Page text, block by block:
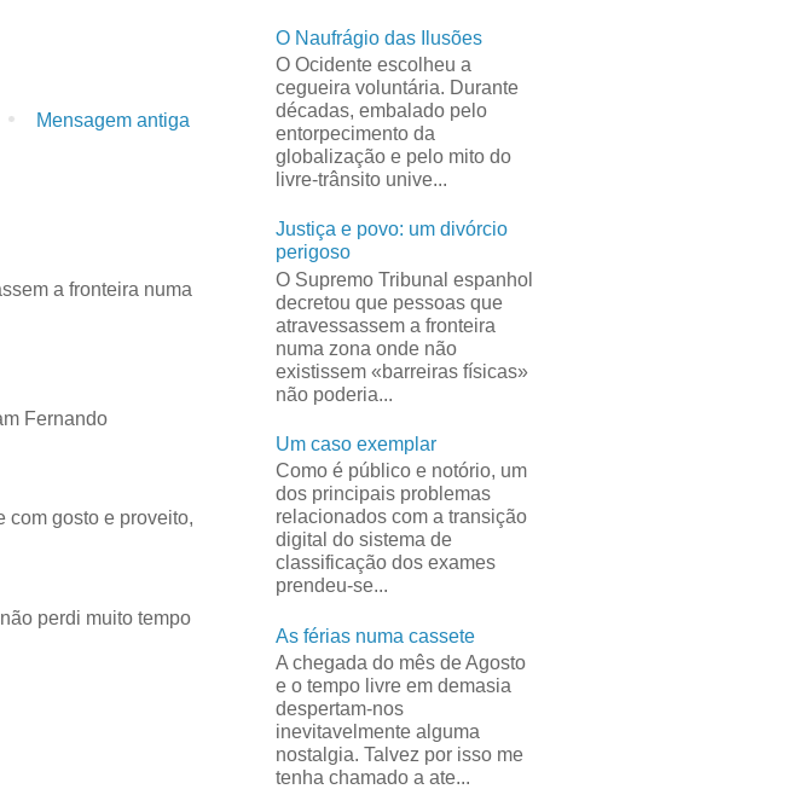
Mensagem antiga
a fronteira numa
Fernando
com gosto e proveito,
perdi muito tempo
O Naufrágio das Ilusões
O Ocidente escolheu a
cegueira voluntária. Durante
décadas, embalado pelo
entorpecimento da
globalização e pelo mito do
livre-trânsito unive...
Justiça e povo: um divórcio
perigoso
O Supremo Tribunal espanhol
decretou que pessoas que
atravessassem a fronteira
numa zona onde não
existissem «barreiras físicas»
não poderia...
Um caso exemplar
Como é público e notório, um
dos principais problemas
relacionados com a transição
digital do sistema de
classificação dos exames
prendeu-se...
As férias numa cassete
A chegada do mês de Agosto
e o tempo livre em demasia
despertam-nos
inevitavelmente alguma
nostalgia. Talvez por isso me
tenha chamado a ate...